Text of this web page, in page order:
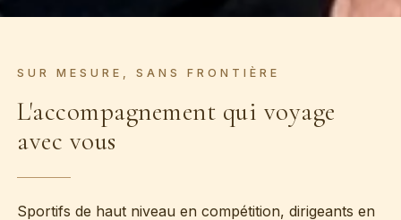
SUR MESURE, SANS FRONTIÈRE
L'accompagnement qui voyage
avec vous
Sportifs de haut niveau en compétition, dirigeants en